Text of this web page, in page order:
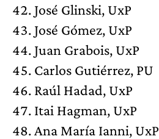
José Glinski, UxP
José Gómez, UxP
Juan Grabois, UxP
Carlos Gutiérrez, PU
Raúl Hadad, UxP
Itai Hagman, UxP
Ana María Ianni, UxP